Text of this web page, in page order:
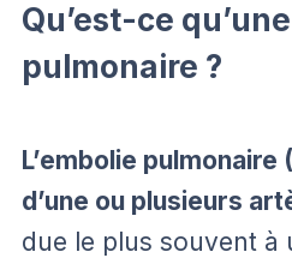
Qu’est-ce
pulmonaire ?
L’embolie pulmonaire
d’une ou plusieurs
due le plus souvent à